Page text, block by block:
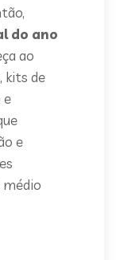
do ano
ao
kits de
e
e